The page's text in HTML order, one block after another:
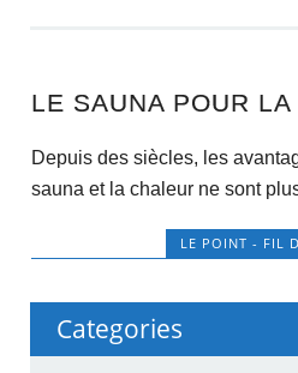
LE SAUNA POUR LA
Depuis des siècles, les
sauna et la chaleur ne sont
LE POINT - FIL
Categories